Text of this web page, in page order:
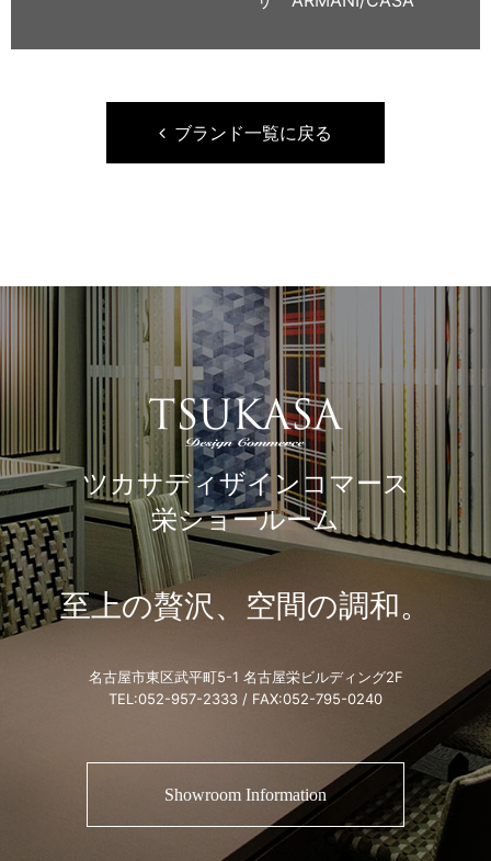
ブランド一覧に戻る
ツカサディザインコマース
栄ショールーム
至上の贅沢、空間の調和。
名古屋市東区武平町5-1 名古屋栄ビルディング2F
TEL:052-957-2333 / FAX:052-795-0240
Showroom Information